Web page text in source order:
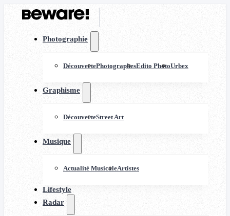
Photographie
DécouvertePhotographesEdito PhotoUrbex
Graphisme
DécouverteStreet Art
Musique
Actualité MusicaleArtistes
Lifestyle
Radar